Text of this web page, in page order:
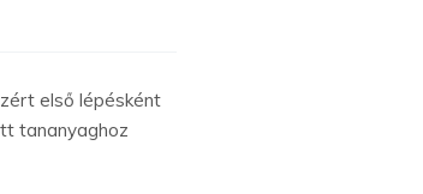
első lépésként
tananyaghoz